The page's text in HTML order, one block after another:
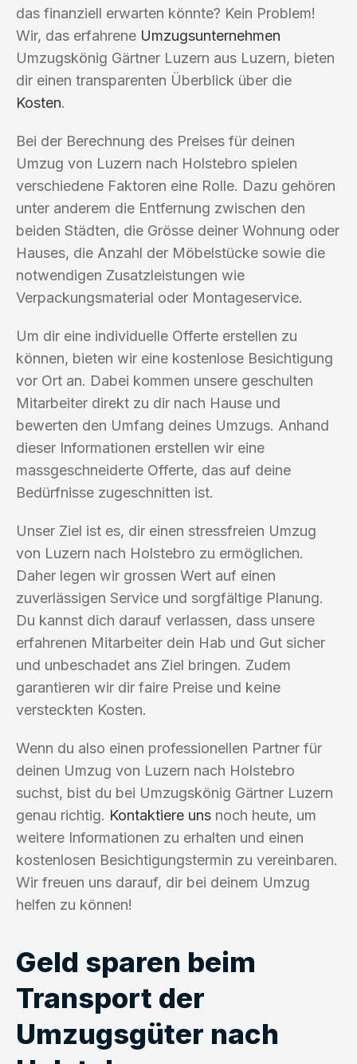
das finanziell erwarten könnte? Kein Problem!
Wir, das erfahrene Umzugsunternehmen
Umzugskönig Gärtner Luzern aus Luzern, bieten
dir einen transparenten Überblick über die
Kosten.
Bei der Berechnung des Preises für deinen
Umzug von Luzern nach Holstebro spielen
verschiedene Faktoren eine Rolle. Dazu gehören
unter anderem die Entfernung zwischen den
beiden Städten, die Grösse deiner Wohnung oder
Hauses, die Anzahl der Möbelstücke sowie die
notwendigen Zusatzleistungen wie
Verpackungsmaterial oder Montageservice.
Um dir eine individuelle Offerte erstellen zu
können, bieten wir eine kostenlose Besichtigung
vor Ort an. Dabei kommen unsere geschulten
Mitarbeiter direkt zu dir nach Hause und
bewerten den Umfang deines Umzugs. Anhand
dieser Informationen erstellen wir eine
massgeschneiderte Offerte, das auf deine
Bedürfnisse zugeschnitten ist.
Unser Ziel ist es, dir einen stressfreien Umzug
von Luzern nach Holstebro zu ermöglichen.
Daher legen wir grossen Wert auf einen
zuverlässigen Service und sorgfältige Planung.
Du kannst dich darauf verlassen, dass unsere
erfahrenen Mitarbeiter dein Hab und Gut sicher
und unbeschadet ans Ziel bringen. Zudem
garantieren wir dir faire Preise und keine
versteckten Kosten.
Wenn du also einen professionellen Partner für
deinen Umzug von Luzern nach Holstebro
suchst, bist du bei Umzugskönig Gärtner Luzern
genau richtig. Kontaktiere uns noch heute, um
weitere Informationen zu erhalten und einen
kostenlosen Besichtigungstermin zu vereinbaren.
Wir freuen uns darauf, dir bei deinem Umzug
helfen zu können!
Geld sparen beim
Transport der
Umzugsgüter nach